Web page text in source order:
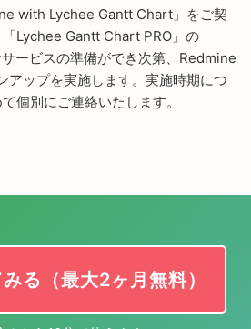
with Lychee Gantt Chart」をご契
Lychee Gantt Chart PRO」の
ービスの準備ができ次第、Redmine
アップを実施します。実施時期につ
個別にご連絡いたします。
る（最大2ヶ月無料）